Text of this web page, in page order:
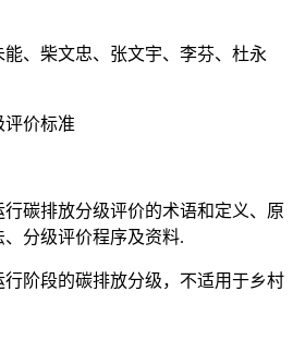
、柴文忠、张文宇、李芬、杜永
评价标准
碳排放分级评价的术语和定义、原
分级评价程序及资料.
阶段的碳排放分级，不适用于乡村